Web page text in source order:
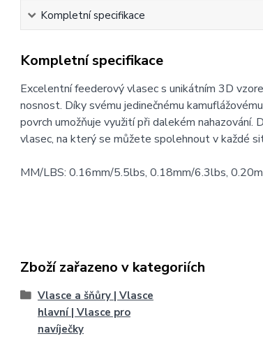
Kompletní specifikace
Kompletní specifikace
Excelentní feederový vlasec s unikátním 3D
nosnost. Díky svému jedinečnému
povrch umožňuje využití při dalekém
vlasec, na který se můžete spolehnout v každé
MM/LBS: 0.16mm/5.5lbs, 0.18mm/6.3lbs,
Zboží zařazeno v kategoriích
Vlasce a šňůry | Vlasce
hlavní | Vlasce pro
navíječky